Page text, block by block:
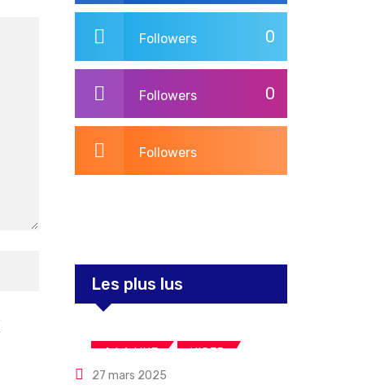
0
Followers
0
Followers
Followers
Les plus lus
A LA UNE NIGER
Politique
27 mars 2025